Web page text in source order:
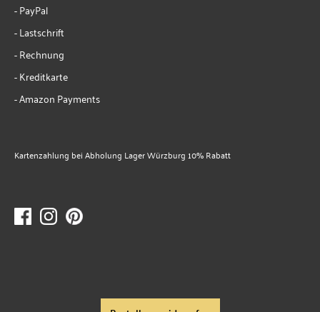
- PayPal
- Lastschrift
- Rechnung
- Kreditkarte
- Amazon Payments
Kartenzahlung bei Abholung Lager Würzburg 10% Rabatt